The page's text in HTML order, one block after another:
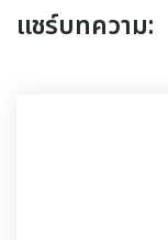
แชร์บทความ: